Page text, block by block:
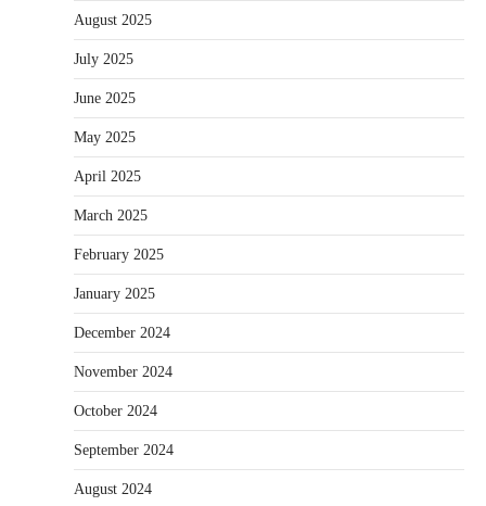
August 2025
July 2025
June 2025
May 2025
April 2025
March 2025
February 2025
January 2025
December 2024
November 2024
October 2024
September 2024
August 2024